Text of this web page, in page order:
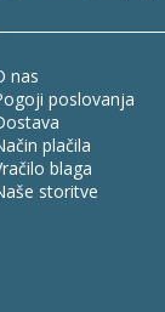
nas
poslovanja
plačila
blaga
storitve